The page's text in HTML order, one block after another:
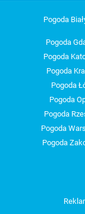
Pogoda
Pogoda
Pogoda
Pogoda
Pogoda
Pogoda
Pogoda
Pogoda
Pogoda